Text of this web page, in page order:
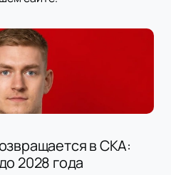
в СКА:
2028 года